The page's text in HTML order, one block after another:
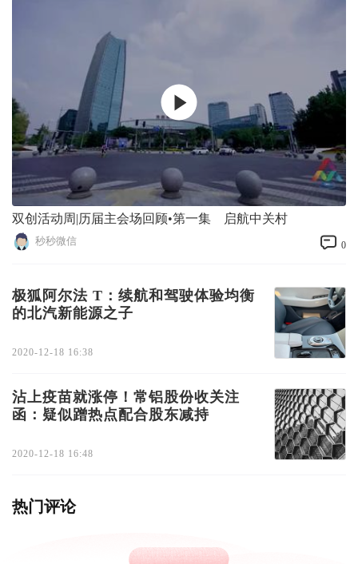
双创活动周|历届主会场回顾•第一集 启航中关村
秒秒微信 0
极狐阿尔法 T：续航和驾驶体验均衡
的北汽新能源之子
2020-12-18 16:38
沾上疫苗就涨停！常铝股份收关注
函：疑似蹭热点配合股东减持
2020-12-18 16:48
热门评论